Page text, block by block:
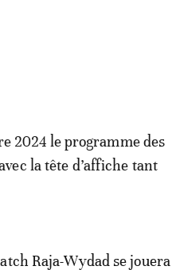
2024 le programme des
la tête d’affiche tant
Raja-Wydad se jouera